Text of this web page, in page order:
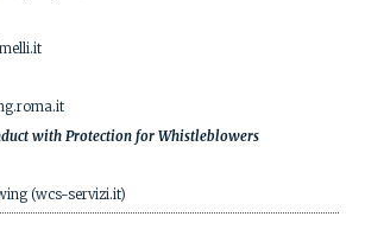
with Protection for Whistleblowers
(wcs-servizi.it)